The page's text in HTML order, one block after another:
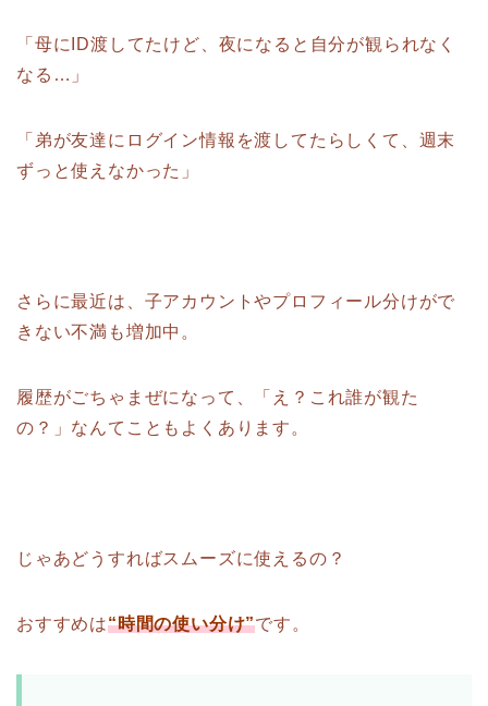
「母にID渡してたけど、夜になると自分が観られなく
なる…」
「弟が友達にログイン情報を渡してたらしくて、週末
ずっと使えなかった」
さらに最近は、子アカウントやプロフィール分けがで
きない不満も増加中。
履歴がごちゃまぜになって、「え？これ誰が観た
の？」なんてこともよくあります。
じゃあどうすればスムーズに使えるの？
おすすめは“時間の使い分け”です。